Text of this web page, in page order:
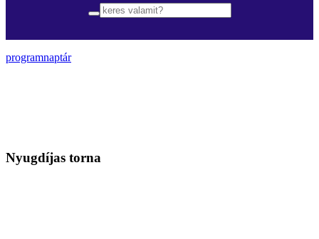
programnaptár
Nyugdíjas torna